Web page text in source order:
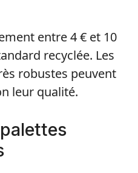
entre 4 € et 10
recyclée. Les
robustes peuvent
leur qualité.